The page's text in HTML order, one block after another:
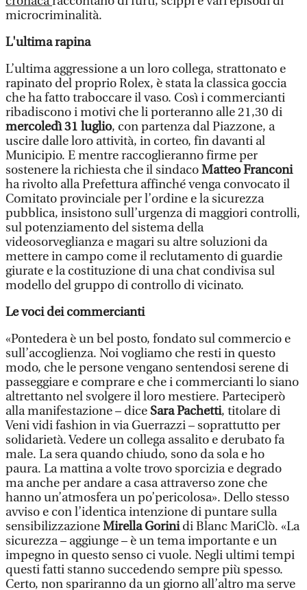
microcriminalità.
L'ultima rapina
L’ultima aggressione a un loro collega, strattonato e
rapinato del proprio Rolex, è stata la classica goccia
che ha fatto traboccare il vaso. Così i commercianti
ribadiscono i motivi che li porteranno alle 21,30 di
mercoledì 31 luglio, con partenza dal Piazzone, a
uscire dalle loro attività, in corteo, fin davanti al
Municipio. E mentre raccoglieranno firme per
sostenere la richiesta che il sindacoMatteo Franconi
ha rivolto alla Prefettura affinché venga convocato il
Comitato provinciale per l’ordine e la sicurezza
pubblica, insistono sull’urgenza di maggiori controlli,
sul potenziamento del sistema della
videosorveglianza e magari su altre soluzioni da
mettere in campo come il reclutamento di guardie
giurate e la costituzione di una chat condivisa sul
modello del gruppo di controllo di vicinato.
Le voci dei commercianti
«Pontedera è un bel posto, fondato sul commercio e
sull’accoglienza. Noi vogliamo che resti in questo
modo, che le persone vengano sentendosi serene di
passeggiare e comprare e che i commercianti lo siano
altrettanto nel svolgere il loro mestiere. Parteciperò
alla manifestazione – dice Sara Pachetti, titolare di
Veni vidi fashion in via Guerrazzi – soprattutto per
solidarietà. Vedere un collega assalito e derubato fa
male. La sera quando chiudo, sono da sola e ho
paura. La mattina a volte trovo sporcizia e degrado
ma anche per andare a casa attraverso zone che
hanno un’atmosfera un po’pericolosa». Dello stesso
avviso e con l’identica intenzione di puntare sulla
sensibilizzazioneMirella Gorinidi Blanc MariClò. «La
sicurezza – aggiunge – è un tema importante e un
impegno in questo senso ci vuole. Negli ultimi tempi
questi fatti stanno succedendo sempre più spesso.
Certo, non spariranno da un giorno all’altro ma serve